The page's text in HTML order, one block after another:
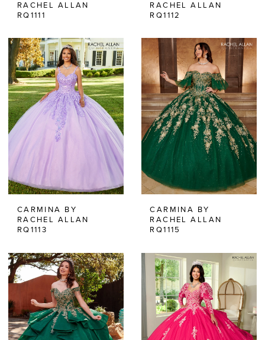
RACHEL ALLAN
RQ1111
RACHEL ALLAN
RQ1112
CARMINA BY
RACHEL ALLAN
RQ1113
CARMINA BY
RACHEL ALLAN
RQ1115